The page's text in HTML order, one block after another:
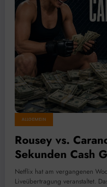
ALLGEMEIN
Rousey vs.
Sekunden Cash
Netflix hat am vergangenen
Liveübertragung veranstaltet.